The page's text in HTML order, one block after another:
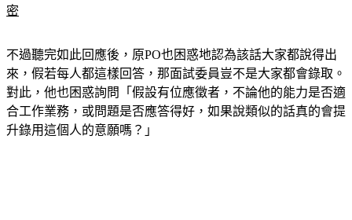
密
不過聽完如此回應後，原PO也困惑地認為該話大家都說得出
來，假若每人都這樣回答，那面試委員豈不是大家都會錄取。
對此，他也困惑詢問「假設有位應徵者，不論他的能力是否適
合工作業務，或問題是否應答得好，如果說類似的話真的會提
升錄用這個人的意願嗎？」